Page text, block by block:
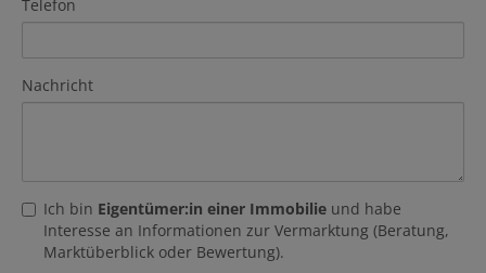
Telefon
Nachricht
Ich bin Eigentümer:in einer Immobilie und habe
Interesse an Informationen zur Vermarktung (Beratung,
Marktüberblick oder Bewertung).